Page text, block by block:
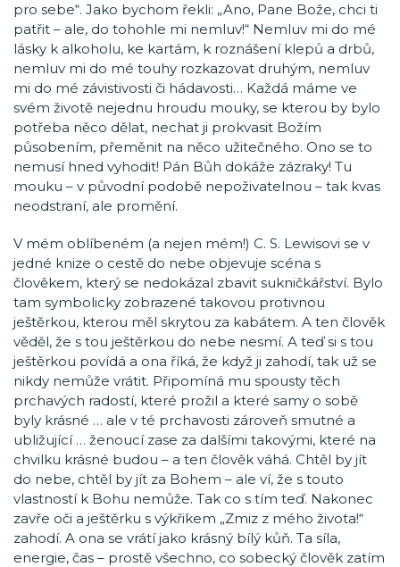
pro sebe“. Jako bychom řekli: „Ano, Pane Bože, chci ti
patřit – ale, do tohohle mi nemluv!“ Nemluv mi do mé
lásky k alkoholu, ke kartám, k roznášení klepů a drbů,
nemluv mi do mé touhy rozkazovat druhým, nemluv
mi do mé závistivosti či hádavosti… Každá máme ve
svém životě nejednu hroudu mouky, se kterou by bylo
potřeba něco dělat, nechat ji prokvasit Božím
působením, přeměnit na něco užitečného. Ono se to
nemusí hned vyhodit! Pán Bůh dokáže zázraky! Tu
mouku – v původní podobě nepoživatelnou – tak kvas
neodstraní, ale promění.
V mém oblíbeném (a nejen mém!) C. S. Lewisovi se v
jedné knize o cestě do nebe objevuje scéna s
člověkem, který se nedokázal zbavit sukničkářství. Bylo
tam symbolicky zobrazené takovou protivnou
ještěrkou, kterou měl skrytou za kabátem. A ten člověk
věděl, že s tou ještěrkou do nebe nesmí. A teď si s tou
ještěrkou povídá a ona říká, že když ji zahodí, tak už se
nikdy nemůže vrátit. Připomíná mu spousty těch
prchavých radostí, které prožil a které samy o sobě
byly krásné … ale v té prchavosti zároveň smutné a
ubližující … ženoucí zase za dalšími takovými, které na
chvilku krásné budou – a ten člověk váhá. Chtěl by jít
do nebe, chtěl by jít za Bohem – ale ví, že s touto
vlastností k Bohu nemůže. Tak co s tím teď. Nakonec
zavře oči a ještěrku s výkřikem „Zmiz z mého života!“
zahodí. A ona se vrátí jako krásný bílý kůň. Ta síla,
energie, čas – prostě všechno, co sobecký člověk zatím